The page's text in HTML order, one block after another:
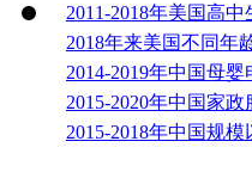
2011-2018年美国高
2018年来美国不同年
2014-2019年中国母
2015-2020年中国家
2015-2018年中国规